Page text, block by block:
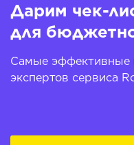
Дарим чек-
для
Самые эффективные
экспертов сервиса